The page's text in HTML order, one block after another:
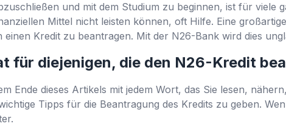
und mit dem Studium zu beginnen, ist für viele
Mittel nicht leisten können, oft Hilfe. Eine
einen Kredit zu beantragen. Mit der N26-Bank wird dies
für diejenigen, die den N26-Kredit
Ende dieses Artikels mit jedem Wort, das Sie lesen,
Tipps für die Beantragung des Kredits zu geben.